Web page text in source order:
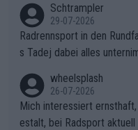
Schtrampler
29-07-2026
Radrennsport in den
s Tadej dabei alles
ganze Team auch mental
olg teilzuhaben, ist ihm
chen weit über den
wheelsplash
26-07-2026
Mich interessiert
estalt, bei Radsport